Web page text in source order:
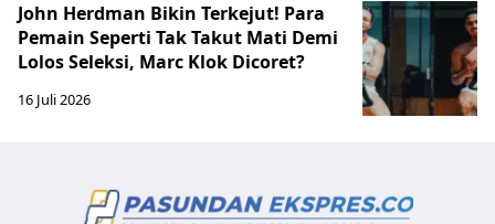
John Herdman Bikin Terkejut! Para
Pemain Seperti Tak Takut Mati Demi
Lolos Seleksi, Marc Klok Dicoret?
16 Juli 2026